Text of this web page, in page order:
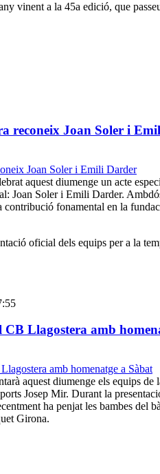
vinent a la 45a edició, que
reconeix Joan Soler i
aquest diumenge un acte
Joan Soler i Emili Darder.
contribució fonamental en la
oficial dels equips per a la
CB Llagostera amb
aquest diumenge els equips de
Josep Mir. Durant la
ha penjat les bambes del
Girona.